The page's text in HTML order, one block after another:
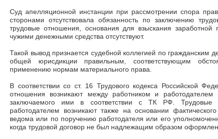
Суд апелляционной инстанции при рассмотрении спора
сторонами отсутствовала обязанность по заключению
трудовые отношения, основания для взыскания заработной
чужими денежными средства отсутствуют.
Такой вывод признается судебной коллегией по гражданским
общей юрисдикции правильным, соответствующим
применению нормам материального права.
В соответствии со ст. 16 Трудового кодекса Российской
отношения возникают между работником и работодателем
заключаемого ими в соответствии с ТК РФ. Трудовые
работодателем возникают также на основании
ведома или по поручению работодателя или его
когда трудовой договор не был надлежащим образом